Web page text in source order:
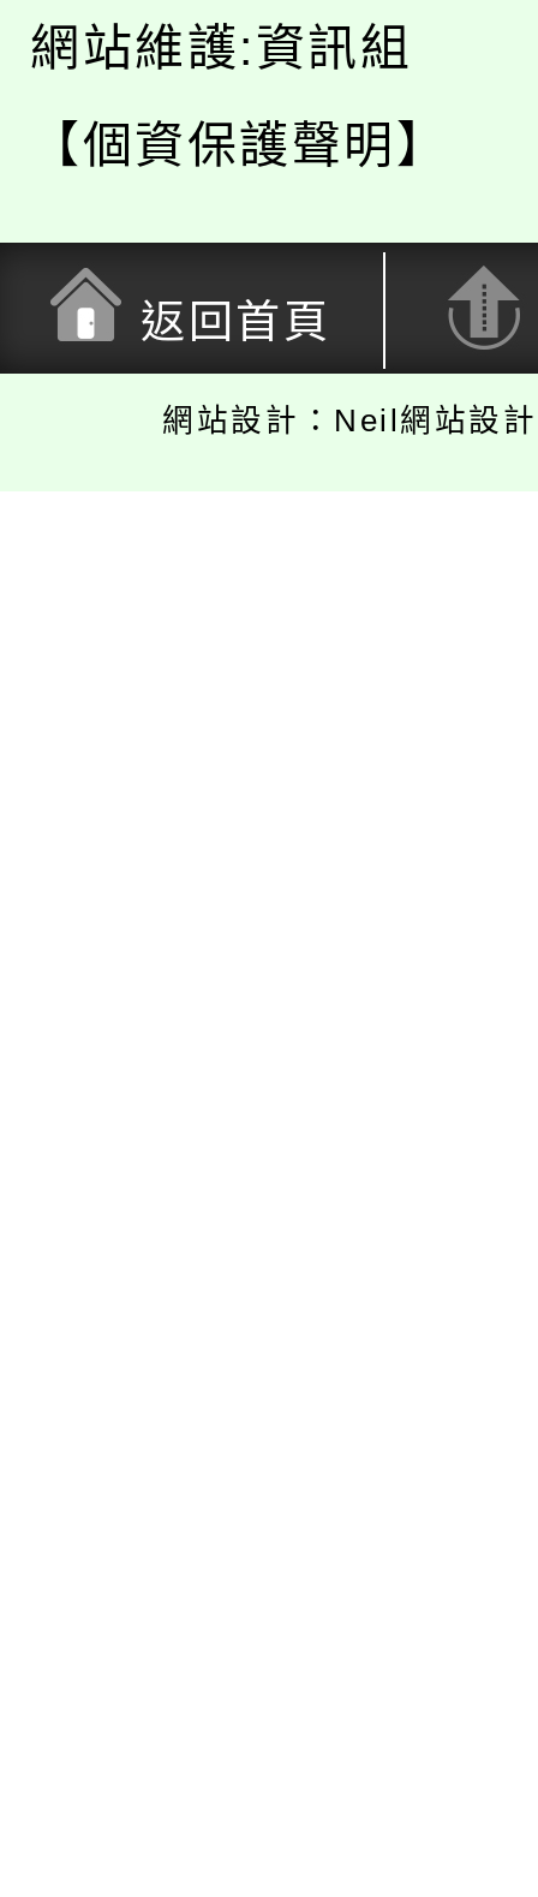
網站維護:資訊組
【個資保護聲明】
返回首頁
網站設計：Neil網站設